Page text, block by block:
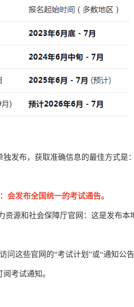
发布，获取准确信息的最佳方式是：
会发布全国统一的考试通告。
资源和社会保障厅官网：这是发布
问这些官网的“考试计划”或“通知公告
考试通知。